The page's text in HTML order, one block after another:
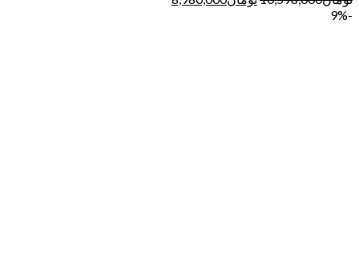
-9%